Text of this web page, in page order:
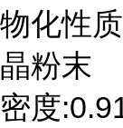
物化性
晶粉末
密度